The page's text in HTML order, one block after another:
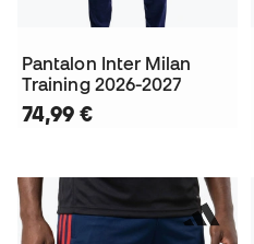
Pantalon Inter Milan
Training 2026-2027
74,99 €